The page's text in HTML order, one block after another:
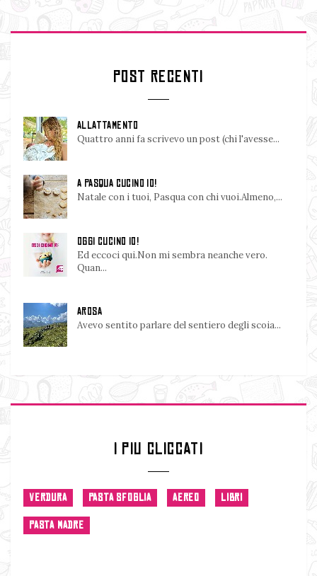
POST RECENTI
ALLATTAMENTO
Quattro anni fa scrivevo un post (chi l'avesse...
A PASQUA CUCINO IO!
Natale con i tuoi, Pasqua con chi vuoi.Almeno,...
OGGI CUCINO IO!
Ed eccoci qui.Non mi sembra neanche vero.
Quan...
AROSA
Avevo sentito parlare del sentiero degli scoia...
I PIU CLICCATI
VERDURA PASTA SFOGLIA AEREO LIBRI
PASTA MADRE